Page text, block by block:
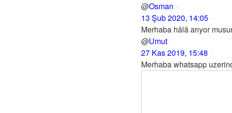
@Osman
13 Şub 2020, 14:05
Merhaba hâlâ arıyor
@Umut
27 Kas 2019, 15:48
Merhaba whatsapp